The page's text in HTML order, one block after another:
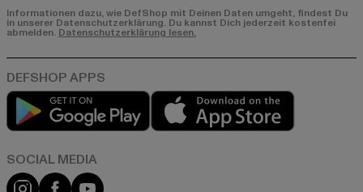
Informationen dazu, wie DefShop mit Deinen Daten umgeht, findest Du
in unserer Datenschutzerklärung. Du kannst Dich jederzeit kostenfei
abmelden. Datenschutzerklärung lesen.
Play market
Instagram
FacebookYouTube